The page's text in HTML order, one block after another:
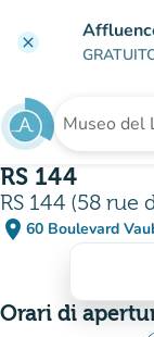
clear
Cerca una
RS 144
RS 144 (58 rue
place 60 Boulevard
Orari di